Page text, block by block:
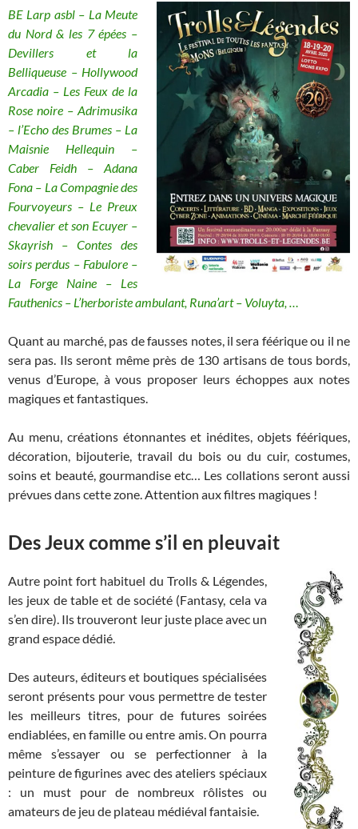
BE Larp asbl – La Meute
du Nord & les 7 épées –
Devillers et la
Belliqueuse – Hollywood
Arcadia – Les Feux de la
Rose noire – Adrimusika
– l’Echo des Brumes – La
Maisnie Hellequin –
Caber Feidh – Adana
Fona – La Compagnie des
Fourvoyeurs – Le Preux
chevalier et son Ecuyer –
Skayrish – Contes des
soirs perdus – Fabulore –
La Forge Naine – Les
Fauthenics – L’herboriste ambulant, Runa’art – Voluyta, …
Quant au marché, pas de fausses notes, il sera féérique ou il ne
sera pas. Ils seront même près de 130 artisans de tous bords,
venus d’Europe, à vous proposer leurs échoppes aux notes
magiques et fantastiques.
Au menu, créations étonnantes et inédites, objets féériques,
décoration, bijouterie, travail du bois ou du cuir, costumes,
soins et beauté, gourmandise etc… Les collations seront aussi
prévues dans cette zone. Attention aux filtres magiques !
Des Jeux comme s’il en pleuvait
Autre point fort habituel du Trolls & Légendes,
les jeux de table et de société (Fantasy, cela va
s’en dire). Ils trouveront leur juste place avec un
grand espace dédié.
Des auteurs, éditeurs et boutiques spécialisées
seront présents pour vous permettre de tester
les meilleurs titres, pour de futures soirées
endiablées, en famille ou entre amis. On pourra
même s’essayer ou se perfectionner à la
peinture de figurines avec des ateliers spéciaux
: un must pour de nombreux rôlistes ou
amateurs de jeu de plateau médiéval fantaisie.